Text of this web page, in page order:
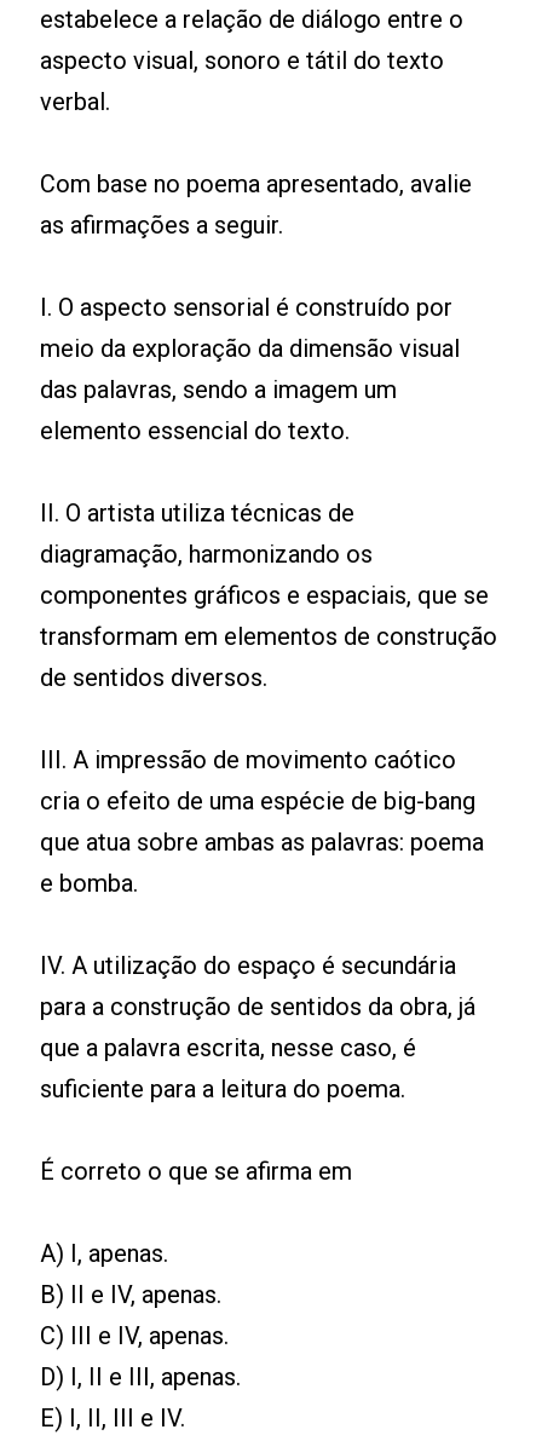
estabelece a relação de diálogo entre o
aspecto visual, sonoro e tátil do texto
verbal.
Com base no poema apresentado, avalie
as afirmações a seguir.
I. O aspecto sensorial é construído por
meio da exploração da dimensão visual
das palavras, sendo a imagem um
elemento essencial do texto.
II. O artista utiliza técnicas de
diagramação, harmonizando os
componentes gráficos e espaciais, que se
transformam em elementos de construção
de sentidos diversos.
III. A impressão de movimento caótico
cria o efeito de uma espécie de big-bang
que atua sobre ambas as palavras: poema
e bomba.
IV. A utilização do espaço é secundária
para a construção de sentidos da obra, já
que a palavra escrita, nesse caso, é
suficiente para a leitura do poema.
É correto o que se afirma em
A) I, apenas.
B) II e IV, apenas.
C) III e IV, apenas.
D) I, II e III, apenas.
E) I, II, III e IV.